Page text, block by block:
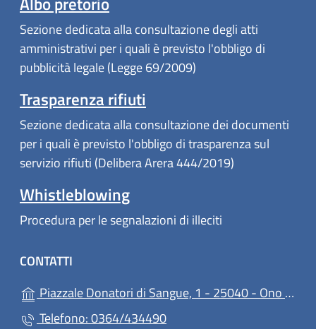
Sezione dedicata alla consultazione degli atti
amministrativi per i quali è previsto l'obbligo di
pubblicità legale (Legge 69/2009)
Trasparenza rifiuti
Sezione dedicata alla consultazione dei documenti
per i quali è previsto l'obbligo di trasparenza sul
servizio rifiuti (Delibera Arera 444/2019)
Whistleblowing
Procedura per le segnalazioni di illeciti
CONTATTI
Piazzale Donatori di Sangue, 1 - 25040 - Ono San Pietro
Telefono: 0364/434490